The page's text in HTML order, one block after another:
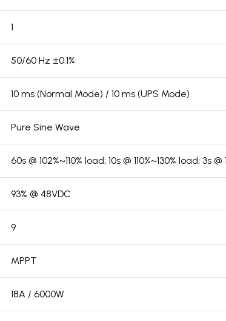
1
50/60 Hz ±0.1%
10 ms (Normal Mode) / 10 ms (UPS Mode)
Pure Sine Wave
60s @ 102%~110% load; 10s @ 110%~130% load; 3s
93% @ 48VDC
9
MPPT
18A / 6000W